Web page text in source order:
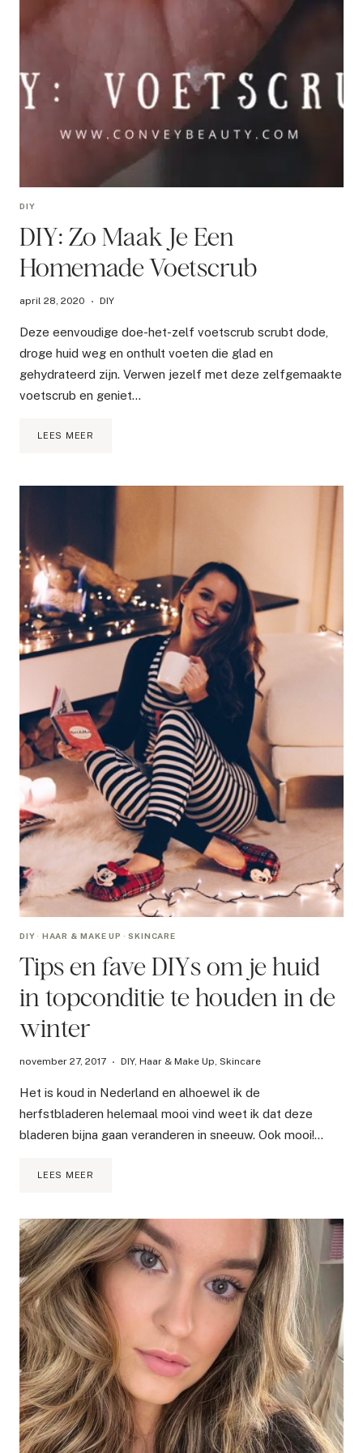
DIY
DIY: Zo Maak Je Een
Homemade Voetscrub
april 28, 2020 DIY
Deze eenvoudige doe-het-zelf voetscrub scrubt dode,
droge huid weg en onthult voeten die glad en
gehydrateerd zijn. Verwen jezelf met deze zelfgemaakte
voetscrub en geniet…
LEES MEER
DIY · HAAR & MAKE UP ·SKINCARE
Tips en fave DIYs om je huid
in topconditie te houden in de
winter
november 27, 2017 DIY,Haar & Make Up,Skincare
Het is koud in Nederland en alhoewel ik de
herfstbladeren helemaal mooi vind weet ik dat deze
bladeren bijna gaan veranderen in sneeuw. Ook mooi!…
LEES MEER
OM
JE
HUID
TE
HOUDEN
IN
DE
WINTER